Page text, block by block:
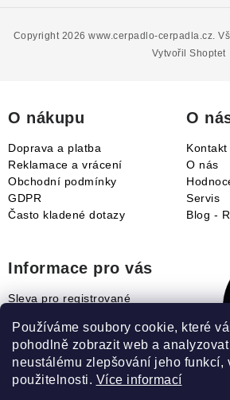
Používáme soubory cookie, které
pohodlně zobrazit web a
neustálému zlepšování jeho funkcí,
použitelnosti. Více informací
Vytvořil Shoptet
Copyright 2026www.cerpadlo-cerpadla.cz.
O nákupu
Doprava a platba
Reklamace a vrácení
Obchodní podmínky
GDPR
Často kladené dotazy
O
Kontakt
O nás
Servis
Blog -
Informace pro vás
Sleva pro registrované
Jak uplatnit slevový kupón?
Jak nakupovat?
Slovník pojmů